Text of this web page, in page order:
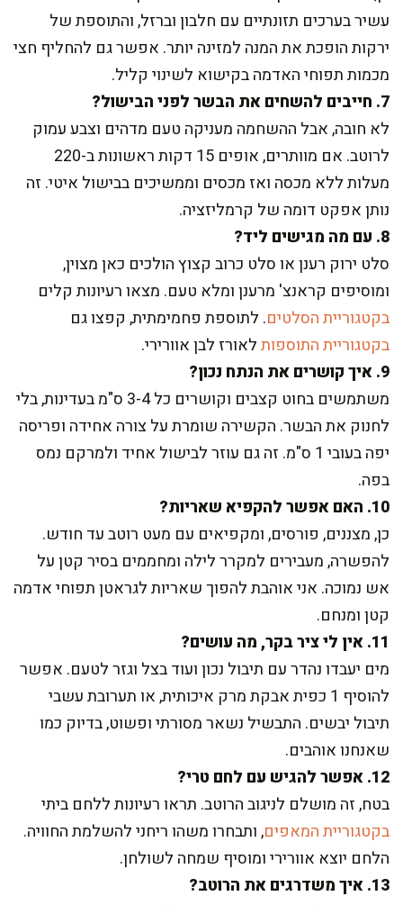
עשיר בערכים תזונתיים עם חלבון וברזל, והתוספת של
ירקות הופכת את המנה למזינה יותר. אפשר גם להחליף חצי
מכמות תפוחי האדמה בקישוא לשינוי קליל.
7. חייבים להשחים את הבשר לפני הבישול?
לא חובה, אבל ההשחמה מעניקה טעם מדהים וצבע עמוק
לרוטב. אם מוותרים, אופים 15 דקות ראשונות ב-220
מעלות ללא מכסה ואז מכסים וממשיכים בבישול איטי. זה
נותן אפקט דומה של קרמליזציה.
8. עם מה מגישים ליד?
סלט ירוק רענן או סלט כרוב קצוץ הולכים כאן מצוין,
ומוסיפים קראנצ' מרענן ומלא טעם. מצאו רעיונות קלים
בקטגוריית הסלטים. לתוספת פחמימתית, קפצו גם
בקטגוריית התוספותלאורז לבן אוורירי.
9. איך קושרים את הנתח נכון?
משתמשים בחוט קצבים וקושרים כל 3-4 ס"מ בעדינות, בלי
לחנוק את הבשר. הקשירה שומרת על צורה אחידה ופריסה
יפה בעובי 1 ס"מ. זה גם עוזר לבישול אחיד ולמרקם נמס
בפה.
10. האם אפשר להקפיא שאריות?
כן, מצננים, פורסים, ומקפיאים עם מעט רוטב עד חודש.
להפשרה, מעבירים למקרר לילה ומחממים בסיר קטן על
אש נמוכה. אני אוהבת להפוך שאריות לגראטן תפוחי אדמה
קטן ומנחם.
11. אין לי ציר בקר, מה עושים?
מים יעבדו נהדר עם תיבול נכון ועוד בצל וגזר לטעם. אפשר
להוסיף 1 כפית אבקת מרק איכותית, או תערובת עשבי
תיבול יבשים. התבשיל נשאר מסורתי ופשוט, בדיוק כמו
שאנחנו אוהבים.
12. אפשר להגיש עם לחם טרי?
בטח, זה מושלם לניגוב הרוטב. תראו רעיונות ללחם ביתי
בקטגוריית המאפים, ותבחרו משהו ריחני להשלמת החוויה.
הלחם יוצא אוורירי ומוסיף שמחה לשולחן.
13. איך משדרגים את הרוטב?